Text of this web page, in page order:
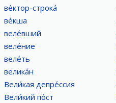
ве́ктор-строка́
ве́кша
веле́вший
веле́ние
веле́ть
велика́н
Вели́кая депре́ссия
Вели́кий по́ст